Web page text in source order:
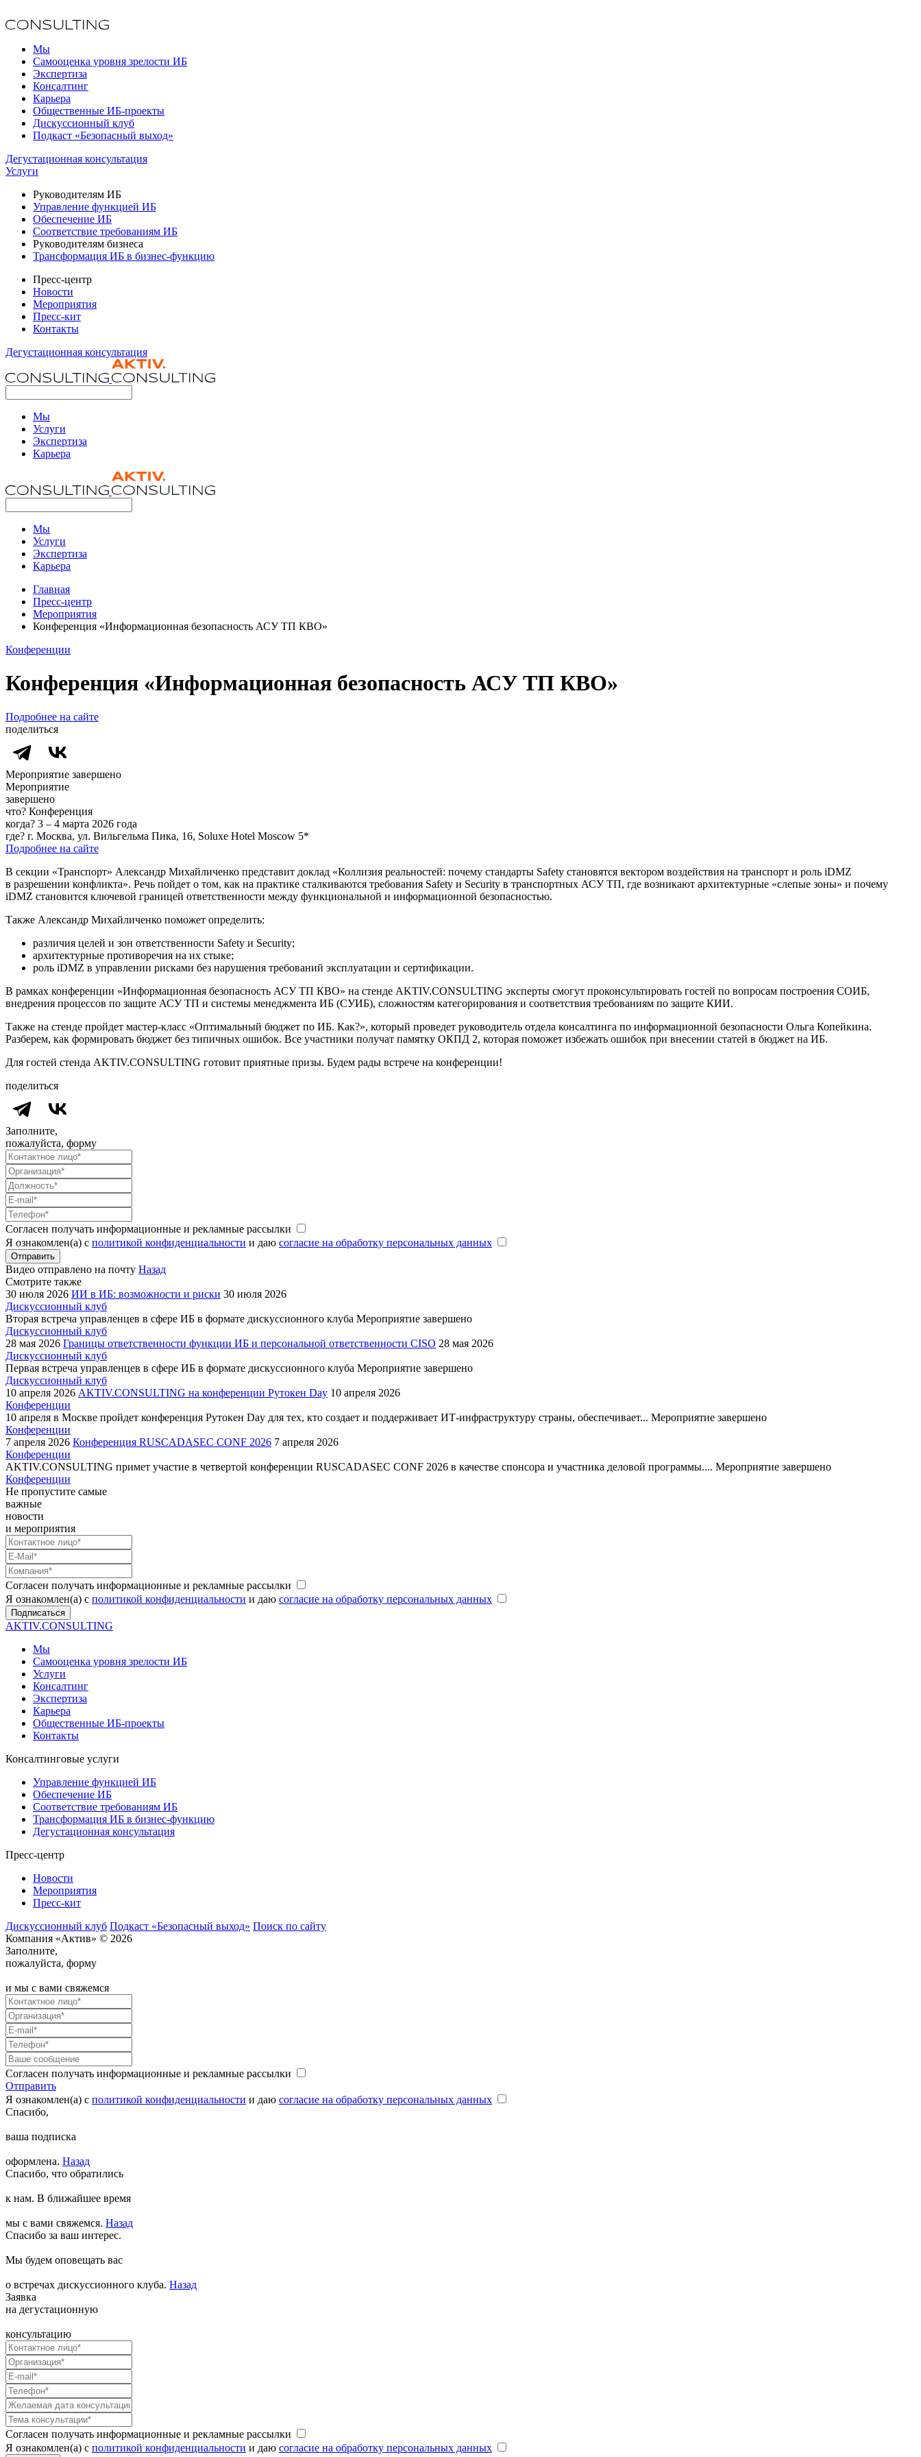
Мы
Самооценка уровня зрелости ИБ
Экспертиза
Консалтинг
Карьера
Общественные ИБ-проекты
Дискуссионный клуб
Подкаст «Безопасный выход»
Дегустационная консультация
Услуги
Руководителям ИБ
Управление функцией ИБ
Обеспечение ИБ
Соответствие требованиям ИБ
Руководителям бизнеса
Трансформация ИБ в бизнес-функцию
Пресс-центр
Новости
Мероприятия
Пресс-кит
Контакты
Дегустационная консультация
Мы
Услуги
Экспертиза
Карьера
Мы
Услуги
Экспертиза
Карьера
Главная
Пресс-центр
Мероприятия
Конференция «Информационная безопасность АСУ ТП КВО»
Конференции
Конференция «Информационная безопасность АСУ ТП КВО»
Подробнее на сайте
поделиться
Мероприятие завершено
Мероприятие
завершено
что? Конференция
когда? 3 – 4 марта 2026 года
где? г. Москва, ул. Вильгельма Пика, 16, Soluxe Hotel Moscow 5*
Подробнее на сайте
В секции «Транспорт» Александр Михайличенко представит доклад «Коллизия реальностей: почему стандарты Safety становятся вектором воздействия на транспорт и роль iDMZ
в разрешении конфликта». Речь пойдет о том, как на практике сталкиваются требования Safety и Security в транспортных АСУ ТП, где возникают архитектурные «слепые зоны» и почему
iDMZ становится ключевой границей ответственности между функциональной и информационной безопасностью.
Также Александр Михайличенко поможет определить:
различия целей и зон ответственности Safety и Security;
архитектурные противоречия на их стыке;
роль iDMZ в управлении рисками без нарушения требований эксплуатации и сертификации.
В рамках конференции «Информационная безопасность АСУ ТП КВО» на стенде AKTIV.CONSULTING эксперты смогут проконсультировать гостей по вопросам построения СОИБ,
внедрения процессов по защите АСУ ТП и системы менеджмента ИБ (СУИБ), сложностям категорирования и соответствия требованиям по защите КИИ.
Также на стенде пройдет мастер-класс «Оптимальный бюджет по ИБ. Как?», который проведет руководитель отдела консалтинга по информационной безопасности Ольга Копейкина.
Разберем, как формировать бюджет без типичных ошибок. Все участники получат памятку ОКПД 2, которая поможет избежать ошибок при внесении статей в бюджет на ИБ.
Для гостей стенда AKTIV.CONSULTING готовит приятные призы. Будем рады встрече на конференции!
поделиться
Заполните,
пожалуйста, форму
Согласен получать информационные и рекламные рассылки
Я ознакомлен(а) с политикой конфиденциальности и даю согласие на обработку персональных данных
Отправить
Видео отправлено на почту Назад
Смотрите также
30 июля 2026 ИИ в ИБ: возможности и риски 30 июля 2026
Дискуссионный клуб
Вторая встреча управленцев в сфере ИБ в формате дискуссионного клуба Мероприятие завершено
Дискуссионный клуб
28 мая 2026 Границы ответственности функции ИБ и персональной ответственности CISO 28 мая 2026
Дискуссионный клуб
Первая встреча управленцев в сфере ИБ в формате дискуссионного клуба Мероприятие завершено
Дискуссионный клуб
10 апреля 2026 AKTIV.CONSULTING на конференции Рутокен Day 10 апреля 2026
Конференции
10 апреля в Москве пройдет конференция Рутокен Day для тех, кто создает и поддерживает ИТ-инфраструктуру страны, обеспечивает... Мероприятие завершено
Конференции
7 апреля 2026 Конференция RUSCADASEC CONF 2026 7 апреля 2026
Конференции
AKTIV.CONSULTING примет участие в четвертой конференции RUSCADASEC CONF 2026 в качестве спонсора и участника деловой программы.... Мероприятие завершено
Конференции
Не пропустите самые
важные
новости
и мероприятия
Согласен получать информационные и рекламные рассылки
Я ознакомлен(а) с политикой конфиденциальности и даю согласие на обработку персональных данных
Подписаться
AKTIV.CONSULTING
Мы
Самооценка уровня зрелости ИБ
Услуги
Консалтинг
Экспертиза
Карьера
Общественные ИБ-проекты
Контакты
Консалтинговые услуги
Управление функцией ИБ
Обеспечение ИБ
Соответствие требованиям ИБ
Трансформация ИБ в бизнес-функцию
Дегустационная консультация
Пресс-центр
Новости
Мероприятия
Пресс-кит
Дискуссионный клуб Подкаст «Безопасный выход» Поиск по сайту
Компания «Актив» © 2026
Заполните,
пожалуйста, форму
и мы с вами свяжемся
Согласен получать информационные и рекламные рассылки
Отправить
Я ознакомлен(а) с политикой конфиденциальности и даю согласие на обработку персональных данных
Спасибо,
ваша подписка
оформлена. Назад
Спасибо, что обратились
к нам. В ближайшее время
мы с вами свяжемся. Назад
Спасибо за ваш интерес.
Мы будем оповещать вас
о встречах дискуссионного клуба. Назад
Заявка
на дегустационную
консультацию
Согласен получать информационные и рекламные рассылки
Я ознакомлен(а) с политикой конфиденциальности и даю согласие на обработку персональных данных